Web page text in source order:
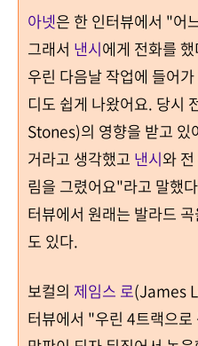
아넷은 한 인터뷰에서 "어
그래서 낸시에게 전화를
우린 다음날 작업에 들어
디도 쉽게 나왔어요. 당시
Stones)의 영향을 받고 있
거라고 생각했고 낸시와 전
림을 그렸어요"라고 말했다
터뷰에서 원래는 발라드
도 있다.
보컬의 제임스 로(James
터뷰에서 "우린 4트랙으